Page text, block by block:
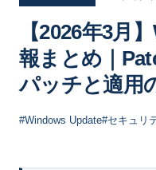
【2026年3月
報まとめ｜
パッチと適用
#Windows Update#セキュリ